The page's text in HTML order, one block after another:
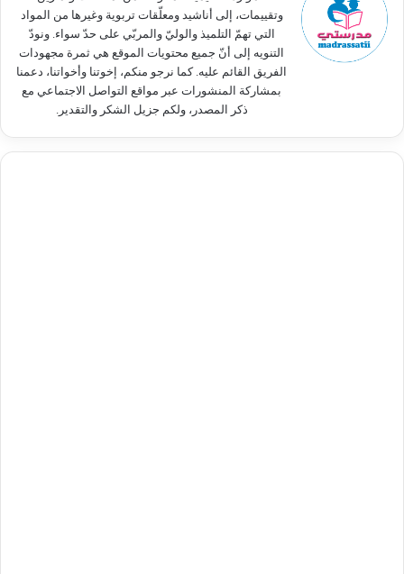
وتقييمات، إلى أناشيد ومعلّقات تربوية وغيرها من المواد
التي تهمّ التلميذ والوليّ والمربّي على حدّ سواء. ونودّ
التنويه إلى أنّ جميع محتويات الموقع هي ثمرة مجهودات
الفريق القائم عليه. كما نرجو منكم، إخوتنا وأخواتنا، دعمنا
بمشاركة المنشورات عبر مواقع التواصل الاجتماعي مع
ذكر المصدر، ولكم جزيل الشكر والتقدير.